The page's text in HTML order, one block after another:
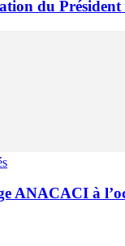
du
ANACACI à